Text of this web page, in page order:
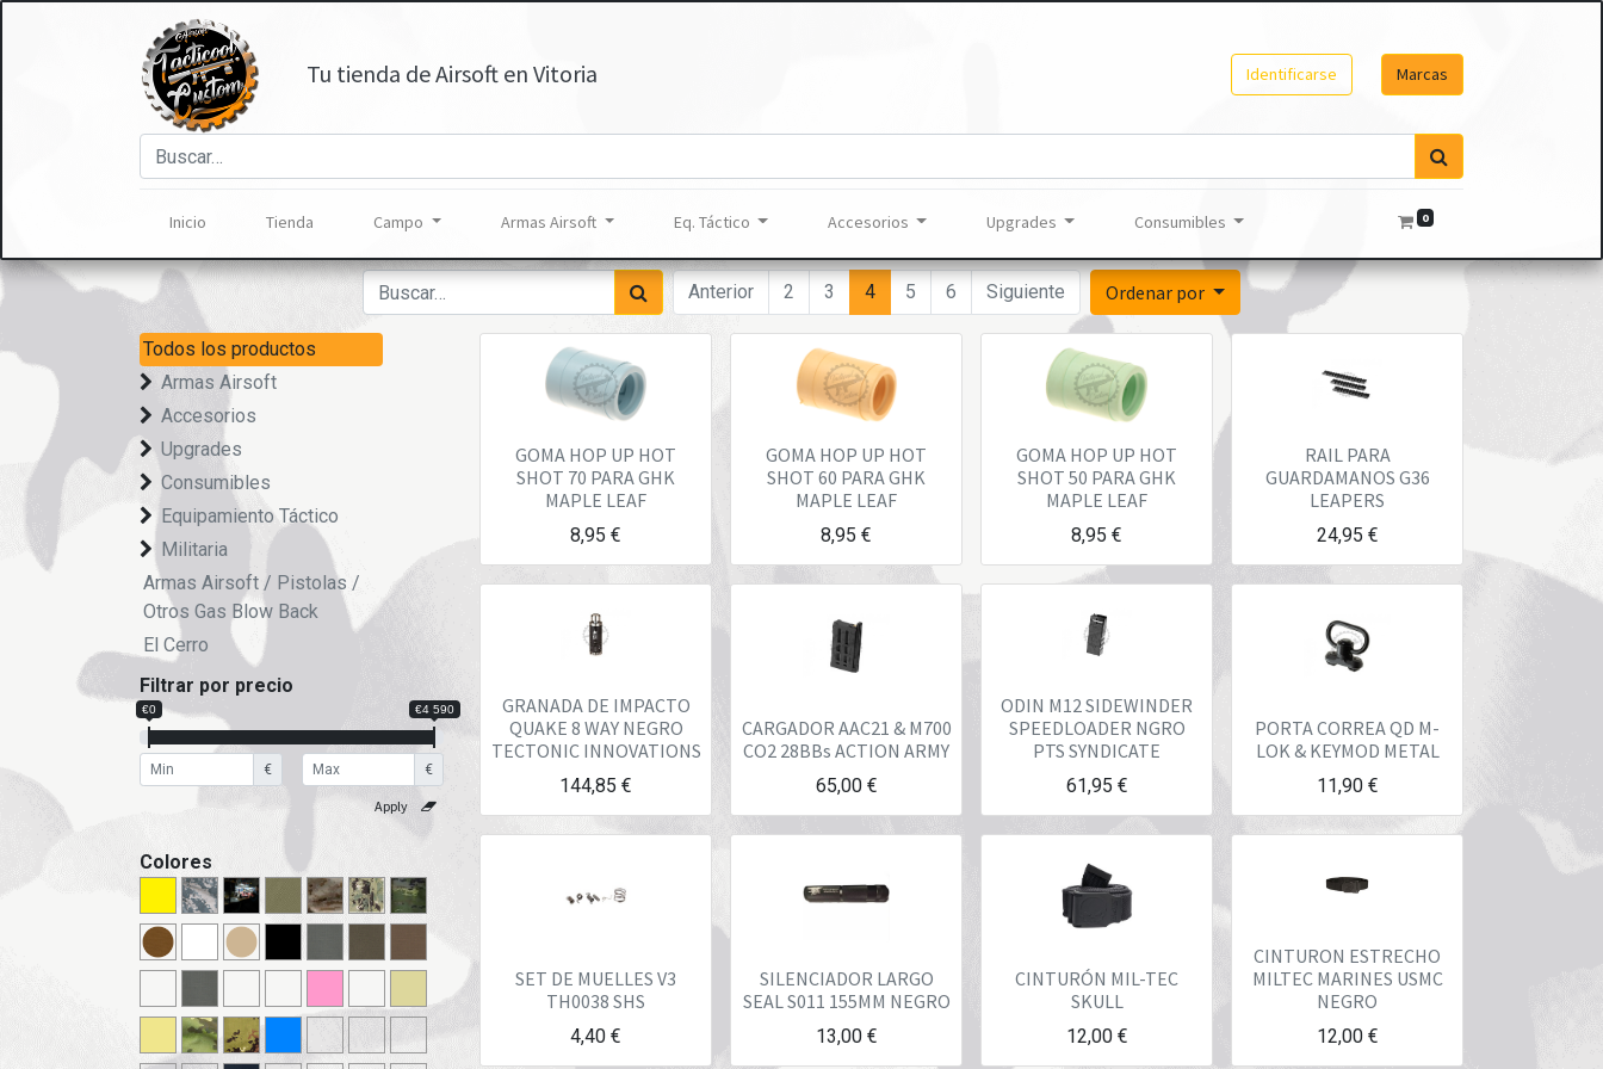
Tu tienda de Airsoft en Vitoria Identificarse Marcas
Inicio Tienda Campo Armas Airsoft Eq. Táctico Accesorios Upgrades Consumibles 0
Anterior 2 3 4 5 6 Siguiente Ordenar por
Todos los productos
Armas Airsoft
Accesorios
Upgrades
Consumibles
Equipamiento Táctico
Militaria
Armas Airsoft / Pistolas /
Otros Gas Blow Back
El Cerro
Filtrar por precio
€0 €4 590
€ €
Colores
GOMA HOP UP HOT
SHOT 70 PARA GHK
MAPLE LEAF
8,95 €
GOMA HOP UP HOT
SHOT 60 PARA GHK
MAPLE LEAF
8,95 €
GOMA HOP UP HOT
SHOT 50 PARA GHK
MAPLE LEAF
8,95 €
RAIL PARA
GUARDAMANOS G36
LEAPERS
24,95 €
GRANADA DE IMPACTO
QUAKE 8 WAY NEGRO
TECTONIC INNOVATIONS
144,85 €
CARGADOR AAC21 & M700
CO2 28BBs ACTION ARMY
65,00€
ODIN M12 SIDEWINDER
SPEEDLOADER NGRO
PTS SYNDICATE
61,95 €
PORTA CORREA QD M-
LOK & KEYMOD METAL
11,90€
SET DE MUELLES V3
TH0038 SHS
4,40 €
SILENCIADOR LARGO
SEAL S011 155MM NEGRO
13,00€
CINTURÓN MIL-TEC
SKULL
12,00€
CINTURON ESTRECHO
MILTEC MARINES USMC
NEGRO
12,00€